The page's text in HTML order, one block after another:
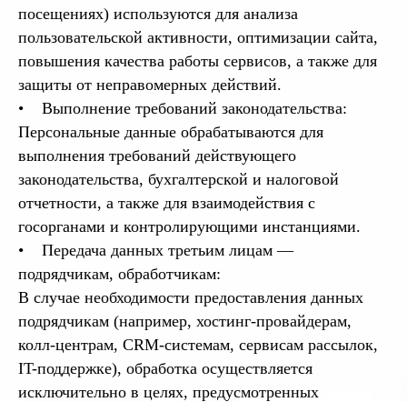
посещениях) используются для анализа
пользовательской активности, оптимизации сайта,
повышения качества работы сервисов, а также для
защиты от неправомерных действий.
• Выполнение требований законодательства:
Персональные данные обрабатываются для
выполнения требований действующего
законодательства, бухгалтерской и налоговой
отчетности, а также для взаимодействия с
госорганами и контролирующими инстанциями.
• Передача данных третьим лицам —
подрядчикам, обработчикам:
В случае необходимости предоставления данных
подрядчикам (например, хостинг-провайдерам,
колл-центрам, CRM-системам, сервисам рассылок,
IT-поддержке), обработка осуществляется
исключительно в целях, предусмотренных